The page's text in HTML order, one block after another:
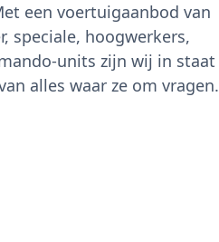
een voertuigaanbod van
speciale, hoogwerkers,
units zijn wij in staat
alles waar ze om vragen.